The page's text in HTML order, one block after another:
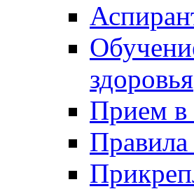
здоровья
Прием в